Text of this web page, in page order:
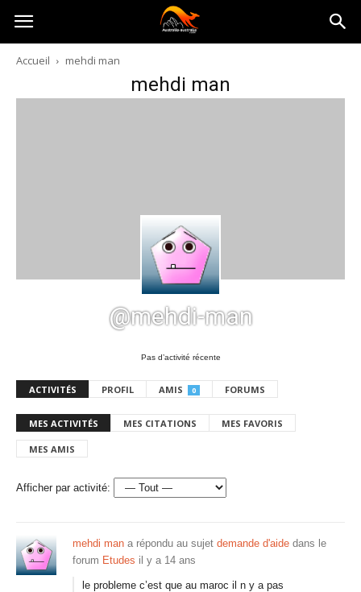
Australia-
australie.com
Accueil mehdi man
mehdi man
@mehdi-man
Pas d’activité récente
ACTIVITÉS PROFIL AMIS 0 FORUMS
MES ACTIVITÉS MES CITATIONS MES FAVORIS
MES AMIS
Afficher par activité:
mehdi man a répondu au sujet demande d'aide dans le
forum Etudes il y a 14 ans
le probleme c’est que au maroc il n y a pas